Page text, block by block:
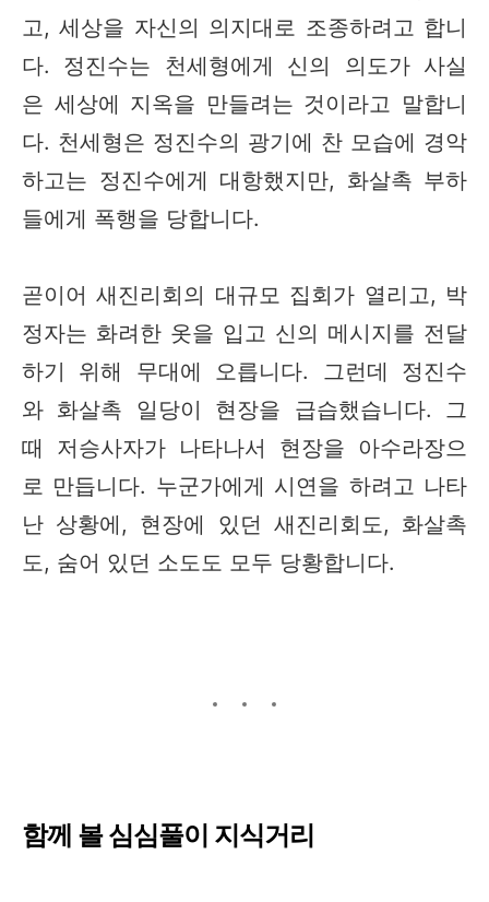
고, 세상을 자신의 의지대로 조종하려고 합니
다. 정진수는 천세형에게 신의 의도가 사실
은 세상에 지옥을 만들려는 것이라고 말합니
다. 천세형은 정진수의 광기에 찬 모습에 경악
하고는 정진수에게 대항했지만, 화살촉 부하
들에게 폭행을 당합니다.
곧이어 새진리회의 대규모 집회가 열리고, 박
정자는 화려한 옷을 입고 신의 메시지를 전달
하기 위해 무대에 오릅니다. 그런데 정진수
와 화살촉 일당이 현장을 급습했습니다. 그
때 저승사자가 나타나서 현장을 아수라장으
로 만듭니다. 누군가에게 시연을 하려고 나타
난 상황에, 현장에 있던 새진리회도, 화살촉
도, 숨어 있던 소도도 모두 당황합니다.
함께 볼 심심풀이 지식거리